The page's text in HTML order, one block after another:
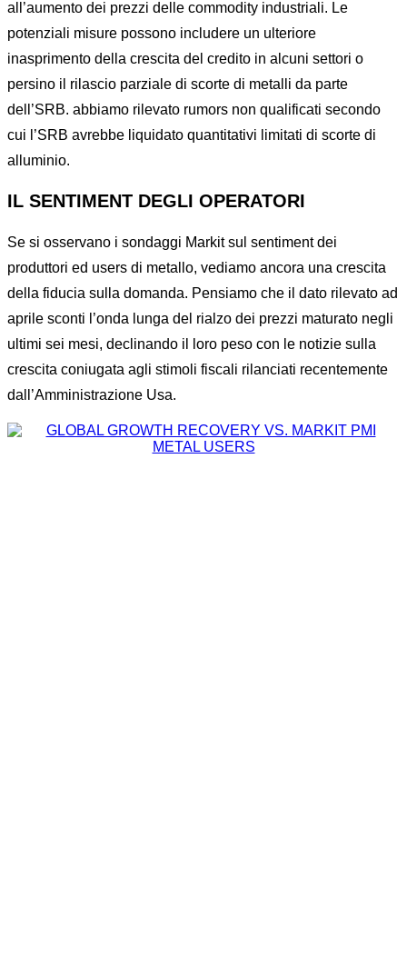
all’aumento dei prezzi delle commodity industriali. Le
potenziali misure possono includere un ulteriore
inasprimento della crescita del credito in alcuni settori o
persino il rilascio parziale di scorte di metalli da parte
dell’SRB. abbiamo rilevato rumors non qualificati secondo
cui l’SRB avrebbe liquidato quantitativi limitati di scorte di
alluminio.
IL SENTIMENT DEGLI OPERATORI
Se si osservano i sondaggi Markit sul sentiment dei
produttori ed users di metallo, vediamo ancora una crescita
della fiducia sulla domanda. Pensiamo che il dato rilevato ad
aprile sconti l’onda lunga del rialzo dei prezzi maturato negli
ultimi sei mesi, declinando il loro peso con le notizie sulla
crescita coniugata agli stimoli fiscali rilanciati recentemente
dall’Amministrazione Usa.